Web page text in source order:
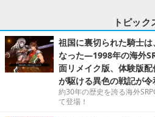
トピック
祖国に裏切られた騎士
なった―1998年の海外
面リメイク版、体験版
が駆ける異色の戦記が令
約30年の歴史を誇る海外
て登場！